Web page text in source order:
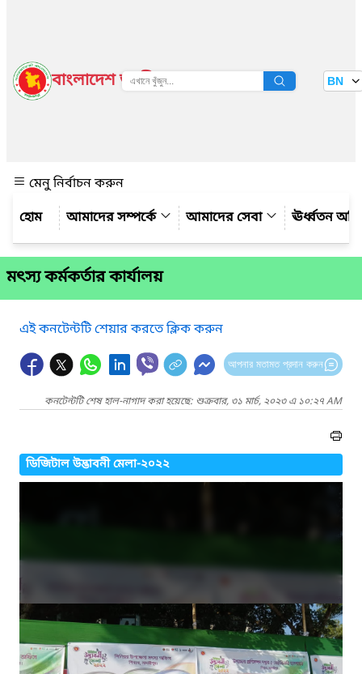
বাংলাদেশ জাতীয় তথ্য বাতায়ন BN
মেনু নির্বাচন করুন
আমাদের সম্পর্কে
আমাদের সেবা ঊর্ধ্বতন
মৎস্য কর্মকর্তার কার্যালয়
এই কনটেন্টটি শেয়ার করতে ক্লিক করুন
আপনার মতামত প্রদান করুন
কনটেন্টটি শেষ হাল-নাগাদ করা হয়েছে: শুক্রবার, ৩১ মার্চ, ২০২৩ এ ১০:২৭ AM
ডিজিটাল উদ্ভাবনী মেলা-২০২২